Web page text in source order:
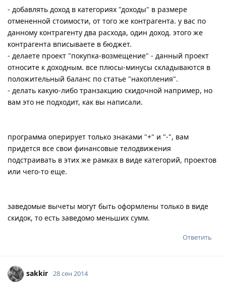
- добавлять доход в категориях "доходы" в размере
отмененной стоимости, от того же контрагента. у вас по
данному контрагенту два расхода, один доход. этого же
контрагента вписываете в бюджет.
- делаете проект "покупка-возмещение" - данный проект
относите к доходным. все плюсы-минусы складываются в
положительный баланс по статье "накопления".
- делать какую-либо транзакцию скидочной например, но
вам это не подходит, как вы написали.
программа оперирует только знаками "+" и "-", вам
придется все свои финансовые телодвижения
подстраивать в этих же рамках в виде категорий, проектов
или чего-то еще.
заведомые вычеты могут быть оформлены только в виде
скидок, то есть заведомо меньших сумм.
Ответить
sakkir 28 сен 2014